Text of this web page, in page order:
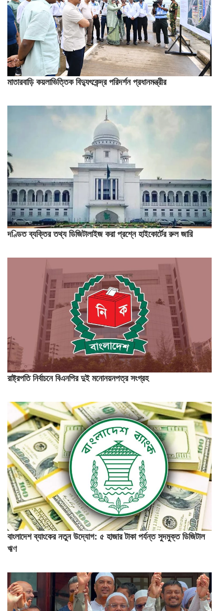
মাতারবাড়ি কয়লাভিত্তিক বিদ্যুৎকেন্দ্র পরিদর্শন প্রধানমন্ত্রীর
দণ্ডিত ব্যক্তির তথ্য ডিজিটালাইজ করা প্রশ্নে হাইকোর্টের রুল জারি
রাষ্ট্রপতি নির্বাচনে বিএনপির দুই মনোনয়নপত্র সংগ্রহ
বাংলাদেশ ব্যাংকের নতুন উদ্যোগ: ৫ হাজার টাকা পর্যন্ত সুদমুক্ত ডিজিটাল
ঋণ